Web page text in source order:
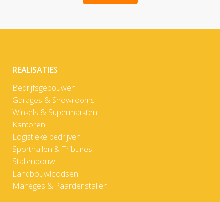
REALISATIES
Bedrijfsgebouwen
Garages & Showrooms
Winkels & Supermarkten
Kantoren
Logistieke bedrijven
Sporthallen & Tribunes
Stallenbouw
Landbouwloodsen
Maneges & Paardenstallen